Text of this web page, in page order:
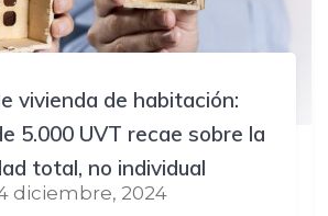
vivienda de habitación:
5.000 UVT recae sobre la
total, no individual
diciembre, 2024